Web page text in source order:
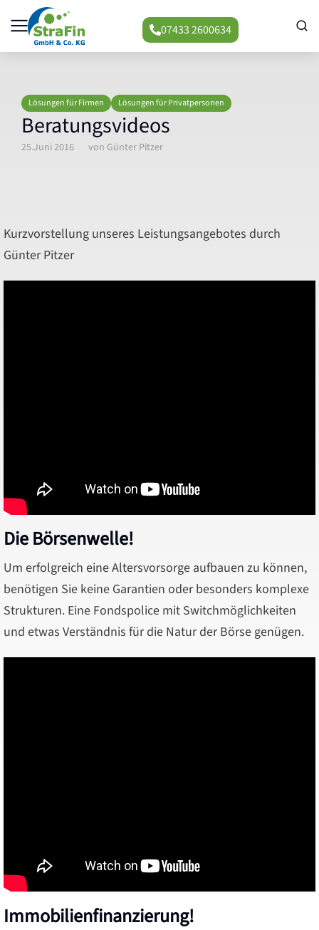
07433 2600634
Lösungen für Firmen Lösungen für Privatpersonen
Beratungsvideos
25.Juni 2016 von Günter Pitzer
Kurzvorstellung unseres Leistungsangebotes durch
Günter Pitzer
Die Börsenwelle!
Um erfolgreich eine Altersvorsorge aufbauen zu können,
benötigen Sie keine Garantien oder besonders komplexe
Strukturen. Eine Fondspolice mit Switchmöglichkeiten
und etwas Verständnis für die Natur der Börse genügen.
Immobilienfinanzierung!